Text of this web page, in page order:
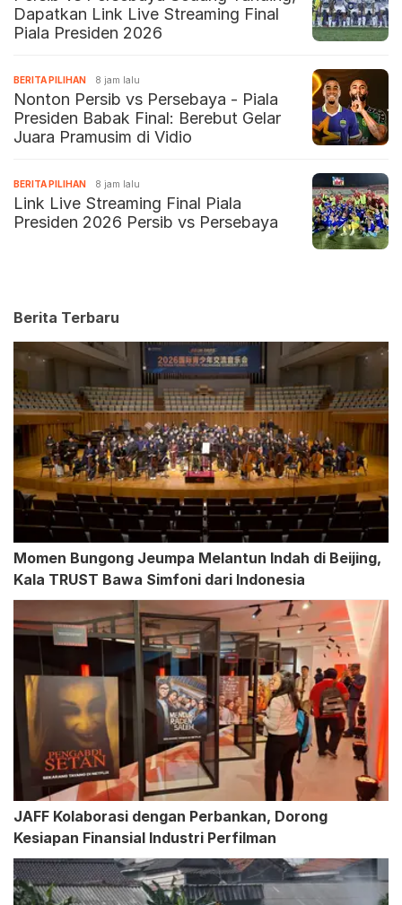
Dapatkan Link Live Streaming Final
Piala Presiden 2026
BERITA PILIHAN 8 jam lalu
Nonton Persib vs Persebaya - Piala
Presiden Babak Final: Berebut Gelar
Juara Pramusim di Vidio
BERITA PILIHAN 8 jam lalu
Link Live Streaming Final Piala
Presiden 2026 Persib vs Persebaya
Berita Terbaru
Momen Bungong Jeumpa Melantun Indah di Beijing,
Kala TRUST Bawa Simfoni dari Indonesia
JAFF Kolaborasi dengan Perbankan, Dorong
Kesiapan Finansial Industri Perfilman